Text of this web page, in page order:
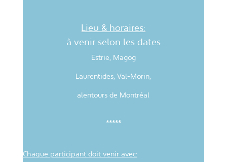
Lieu & horaires:
à venir selon les dates
Estrie, Magog
Laurentides, Val-Morin,
alentours de Montréal
*****
Chaque participant doit venir avec: